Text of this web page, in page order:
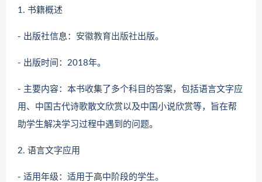
1. 书籍概述
- 出版社信息： 安徽教育出版社出版。
- 出版时间：2018年。
- 主要内容：本书收集了多个科目的答案，包括语言文字应
用、中国古代诗歌散文欣赏以及中国小说欣赏等，旨在帮
助学生解决学习过程中遇到的问题。
2. 语言文字应用
- 适用年级：适用于高中阶段的学生。